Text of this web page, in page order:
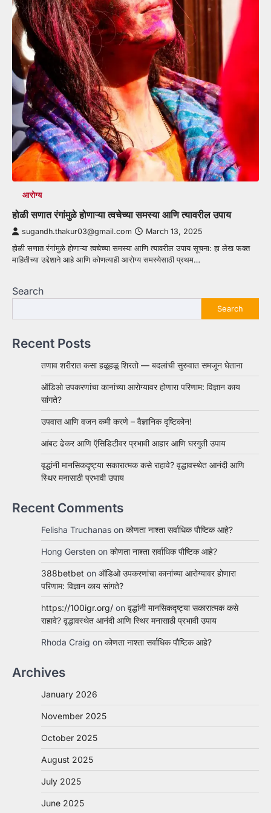
आरोग्य
होळी सणात रंगांमुळे होणाऱ्या त्वचेच्या समस्या आणि त्यावरील उपाय
sugandh.thakur03@gmail.com March 13, 2025
होळी सणात रंगांमुळे होणाऱ्या त्वचेच्या समस्या आणि त्यावरील उपाय सूचना: हा लेख फक्त
माहितीच्या उद्देशाने आहे आणि कोणत्याही आरोग्य समस्येसाठी प्रथम…
Search
Search
Recent Posts
तणाव शरीरात कसा हळूहळू शिरतो — बदलांची सुरुवात समजून घेताना
ऑडिओ उपकरणांचा कानांच्या आरोग्यावर होणारा परिणाम: विज्ञान काय
सांगते?
उपवास आणि वजन कमी करणे – वैज्ञानिक दृष्टिकोन!
आंबट ढेकर आणि ऍसिडिटीवर प्रभावी आहार आणि घरगुती उपाय
वृद्धांनी मानसिकदृष्ट्या सकारात्मक कसे राहावे? वृद्धावस्थेत आनंदी आणि
स्थिर मनासाठी प्रभावी उपाय
Recent Comments
Felisha Truchanas on कोणता नाश्ता सर्वाधिक पौष्टिक आहे?
Hong Gersten on कोणता नाश्ता सर्वाधिक पौष्टिक आहे?
388betbet on ऑडिओ उपकरणांचा कानांच्या आरोग्यावर होणारा
परिणाम: विज्ञान काय सांगते?
https://100igr.org/ on वृद्धांनी मानसिकदृष्ट्या सकारात्मक कसे
राहावे? वृद्धावस्थेत आनंदी आणि स्थिर मनासाठी प्रभावी उपाय
Rhoda Craig on कोणता नाश्ता सर्वाधिक पौष्टिक आहे?
Archives
January 2026
November 2025
October 2025
August 2025
July 2025
June 2025